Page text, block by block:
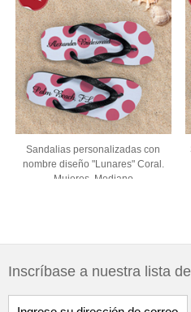
Sandalias personalizadas con
nombre diseño "Lunares" Coral.
Mujeres. Mediano
Inscríbase a nuestra lista